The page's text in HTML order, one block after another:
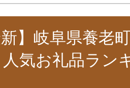
新】岐阜県養老
気お礼品ラン